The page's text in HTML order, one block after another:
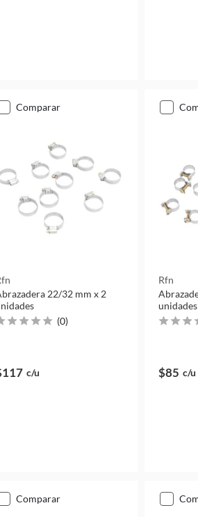
comparar
22/32 mm x 2
(0)
c/u
Rfn
unidades
$85 c/u
comparar